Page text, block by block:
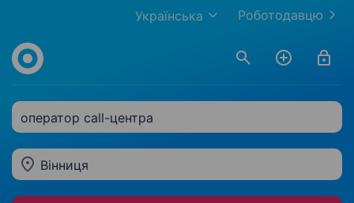
Роботодавцю
Українська
оператор call-центра
Вінниця